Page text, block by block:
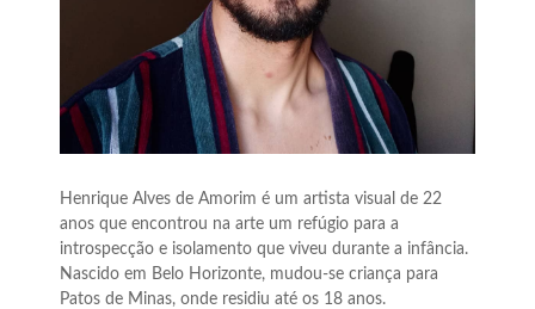
Henrique Alves de Amorim é um artista visual de 22
anos que encontrou na arte um refúgio para a
introspecção e isolamento que viveu durante a infância.
Nascido em Belo Horizonte, mudou-se criança para
Patos de Minas, onde residiu até os 18 anos.